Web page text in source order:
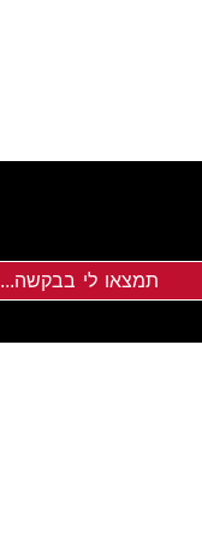
תמצאו לי בבקשה...